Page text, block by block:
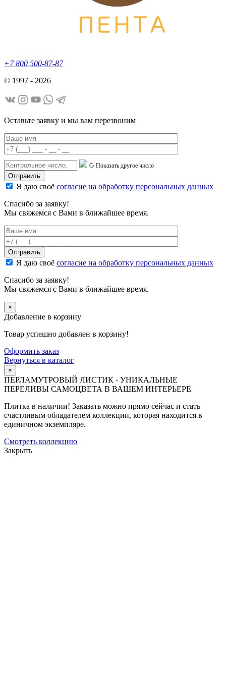
+7 800 500-87-87
© 1997 - 2026
Оставьте заявку и мы вам перезвоним
Показать другое число
Я даю своё согласие на обработку персональных данных
Спасибо за заявку!
Мы свяжемся с Вами в ближайшее время.
Я даю своё согласие на обработку персональных данных
Спасибо за заявку!
Мы свяжемся с Вами в ближайшее время.
×
Добавление в корзину
Товар успешно добавлен в корзину!
Оформить заказ
Вернуться в каталог
×
ПЕРЛАМУТРОВЫЙ ЛИСТИК - УНИКАЛЬНЫЕ
ПЕРЕЛИВЫ САМОЦВЕТА В ВАШЕМ ИНТЕРЬЕРЕ
Плитка в наличии! Заказать можно прямо сейчас и стать
счастливым обладателем коллекции, которая находится в
единичном экземпляре.
Смотреть коллекцию
Закрыть